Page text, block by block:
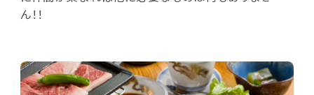
ん！！